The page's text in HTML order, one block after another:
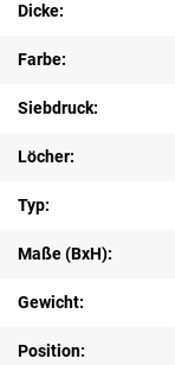
Dicke:
Farbe:
Siebdruck:
Löcher:
Typ:
Maße (BxH):
Gewicht:
Position: